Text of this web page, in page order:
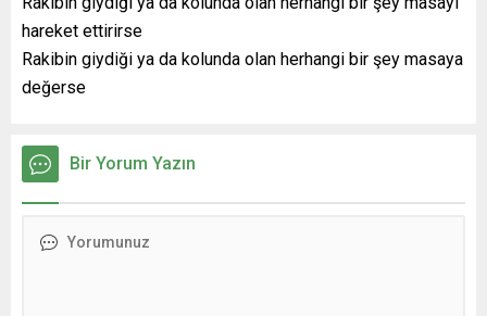
hareket ettirirse
Rakibin giydiği ya da kolunda olan herhangi bir şey masaya
değerse
Bir Yorum Yazın